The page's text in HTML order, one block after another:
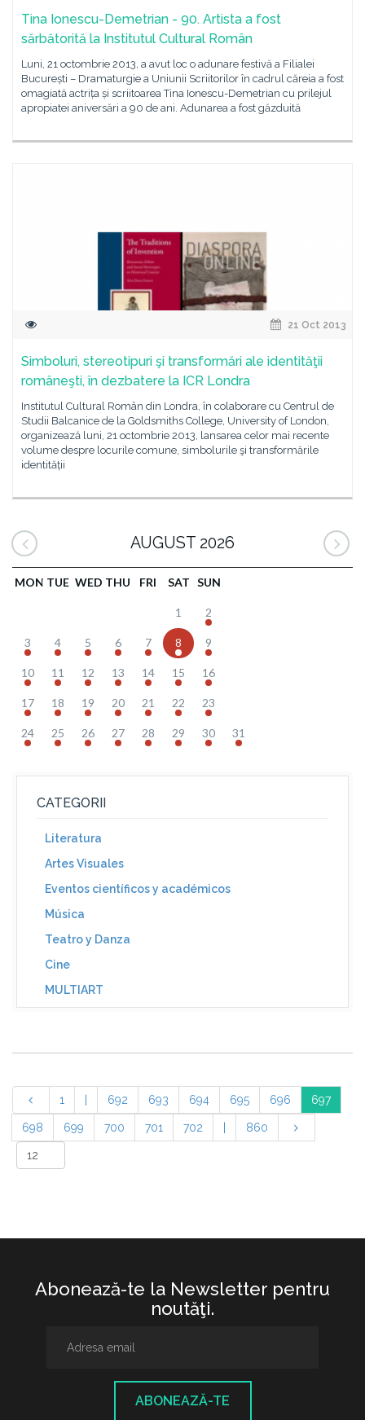
Tina Ionescu-Demetrian - 90. Artista a fost
sărbătorită la Institutul Cultural Român
Luni, 21 octombrie 2013, a avut loc o adunare festivă a Filialei
București – Dramaturgie a Uniunii Scriitorilor în cadrul căreia a fost
omagiată actrița și scriitoarea Tina Ionescu-Demetrian cu prilejul
apropiatei aniversări a 90 de ani. Adunarea a fost găzduită
21 Oct 2013
Simboluri, stereotipuri şi transformări ale identităţii
româneşti, în dezbatere la ICR Londra
Institutul Cultural Român din Londra, în colaborare cu Centrul de
Studii Balcanice de la Goldsmiths College, University of London,
organizează luni, 21 octombrie 2013, lansarea celor mai recente
volume despre locurile comune, simbolurile şi transformările
identității
AUGUST 2026
MON TUE WED THU FRI SAT SUN
1 2
3 4 5 6 7 8 9
10 11 12 13 14 15 16
17 18 19 20 21 22 23
24 25 26 27 28 29 30 31
CATEGORII
Literatura
Artes Visuales
Eventos científicos y académicos
Música
Teatro y Danza
Cine
MULTIART
1 692 693 694 695 696 697
698 699 700 701 702 860
Abonează-te la Newsletter pentru
noutăţi.
ABONEAZĂ-TE